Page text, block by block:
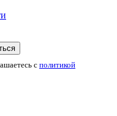
с политикой